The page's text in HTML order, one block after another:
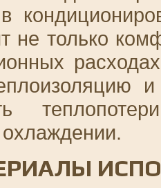
не только
и